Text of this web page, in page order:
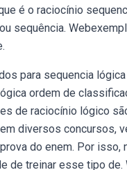
é o raciocínio
sequência.
para sequencia lógica
ordem de
de raciocínio lógico
diversos concursos,
do enem. Por isso,
de treinar esse tipo de.